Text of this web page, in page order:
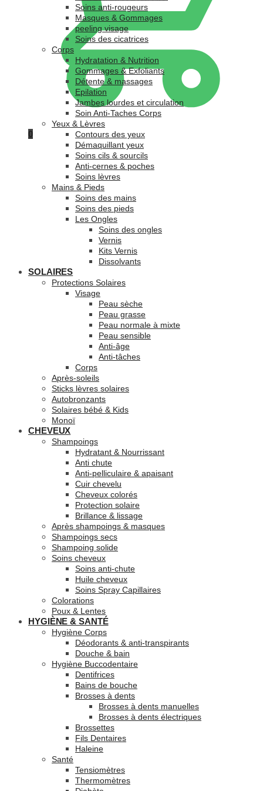
0
Soins anti-rougeurs
Masques & Gommages
peeling visage
Soins des cicatrices
Corps
Hydratation & Nutrition
Gommages & Exfoliants
Détente & massages
Epilation
Jambes lourdes et circulation
Soin Anti-Taches Corps
Yeux & Lèvres
Contours des yeux
Démaquillant yeux
Soins cils & sourcils
Anti-cernes & poches
Soins lèvres
Mains & Pieds
Soins des mains
Soins des pieds
Les Ongles
Soins des ongles
Vernis
Kits Vernis
Dissolvants
SOLAIRES
Protections Solaires
Visage
Peau sèche
Peau grasse
Peau normale à mixte
Peau sensible
Anti-âge
Anti-tâches
Corps
Après-soleils
Sticks lèvres solaires
Autobronzants
Solaires bébé & Kids
Monoï
CHEVEUX
Shampoings
Hydratant & Nourrissant
Anti chute
Anti-pelliculaire & apaisant
Cuir chevelu
Cheveux colorés
Protection solaire
Brillance & lissage
Après shampoings & masques
Shampoings secs
Shampoing solide
Soins cheveux
Soins anti-chute
Huile cheveux
Soins Spray Capillaires
Colorations
Poux & Lentes
HYGIÈNE & SANTÉ
Hygiène Corps
Déodorants & anti-transpirants
Douche & bain
Hygiène Buccodentaire
Dentifrices
Bains de bouche
Brosses à dents
Brosses à dents manuelles
Brosses à dents électriques
Brossettes
Fils Dentaires
Haleine
Santé
Tensiomètres
Thermomètres